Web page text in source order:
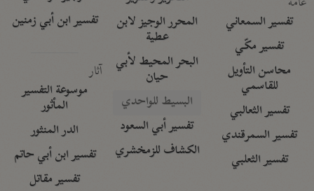
تفسير السمعاني
تفسير مكّي
محاسن التأويل
للقاسمي
تفسير الثعالبي
تفسير السمرقندي
تفسير الثعلبي
المحرر الوجيز لابن
عطية
البحر المحيط لأبي
حيان
البسيط للواحدي
تفسير أبي السعود
الكشاف للزمخشري
تفسير ابن أبي زمنين
آثار
موسوعة التفسير
المأثور
الدر المنثور
تفسير ابن أبي حاتم
تفسير مقاتل